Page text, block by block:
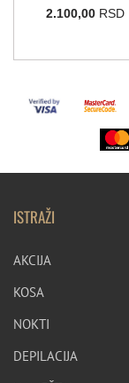
2.100,00RSD
ISTRAŽI
AKCIJA
KOSA
NOKTI
DEPILACIJA